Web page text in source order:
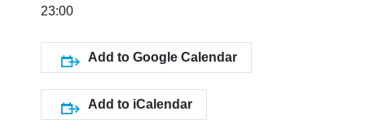
23:00
Add to Google Calendar
Add to iCalendar